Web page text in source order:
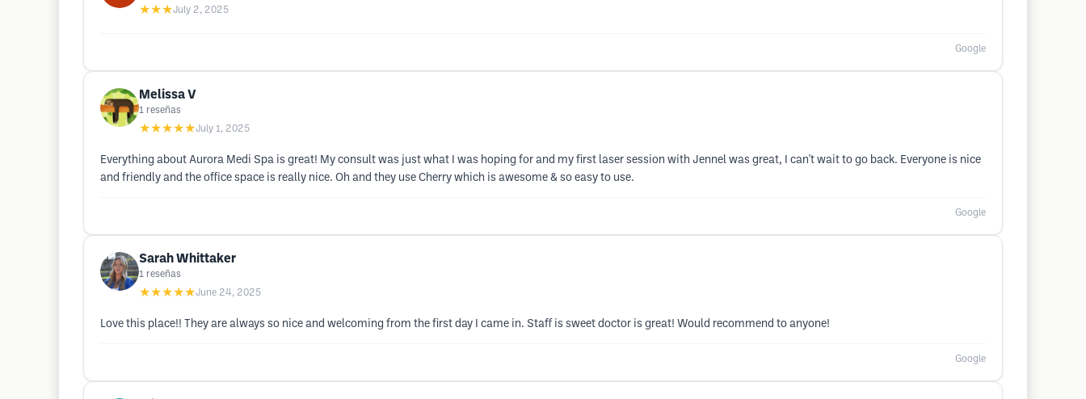
★★★July 2, 2025
Google
Melissa V
1 reseñas
★★★★★July 1, 2025
Everything about Aurora Medi Spa is great! My consult was just what I was hoping for and my first laser session with Jennel was great, I can't wait to go back. Everyone is nice
and friendly and the office space is really nice. Oh and they use Cherry which is awesome & so easy to use.
Google
Sarah Whittaker
1 reseñas
★★★★★June 24, 2025
Love this place!! They are always so nice and welcoming from the first day I came in. Staff is sweet doctor is great! Would recommend to anyone!
Google